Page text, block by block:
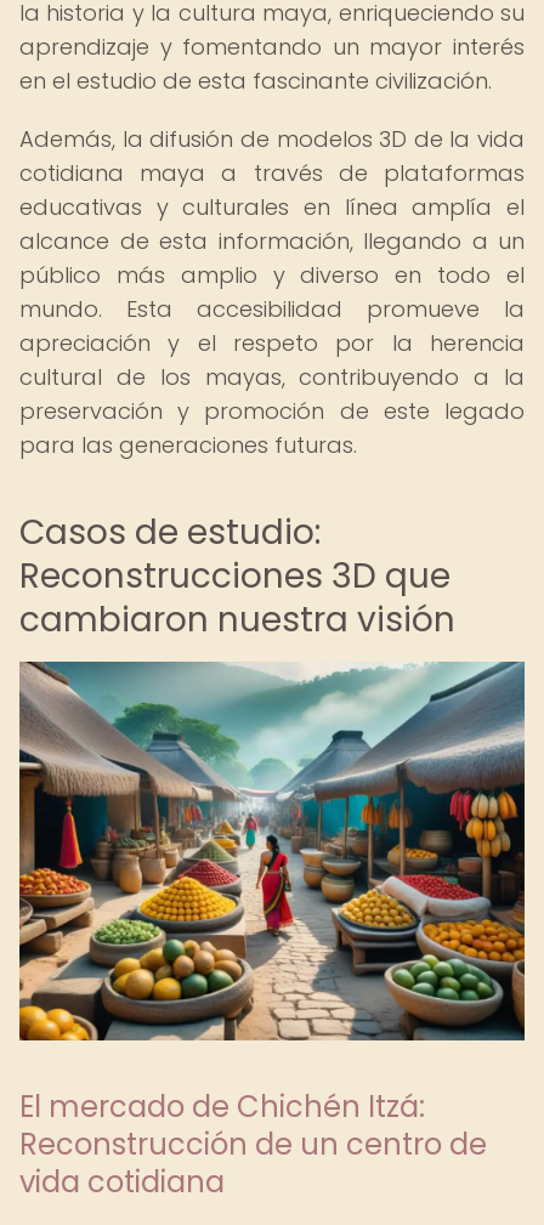
la historia y la cultura maya, enriqueciendo su
aprendizaje y fomentando un mayor interés
en el estudio de esta fascinante civilización.
Además, la difusión de modelos 3D de la vida
cotidiana maya a través de plataformas
educativas y culturales en línea amplía el
alcance de esta información, llegando a un
público más amplio y diverso en todo el
mundo. Esta accesibilidad promueve la
apreciación y el respeto por la herencia
cultural de los mayas, contribuyendo a la
preservación y promoción de este legado
para las generaciones futuras.
Casos de estudio:
Reconstrucciones 3D que
cambiaron nuestra visión
El mercado de Chichén Itzá:
Reconstrucción de un centro de
vida cotidiana